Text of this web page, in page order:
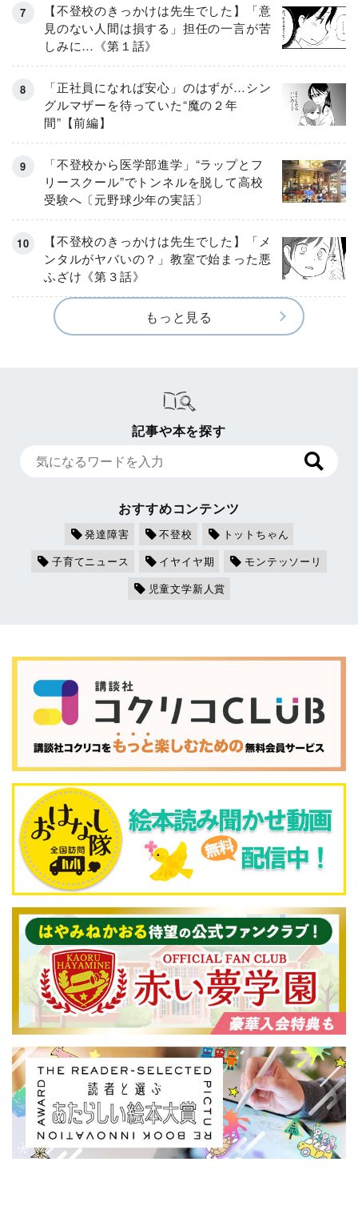
【不登校のきっかけは先生でした】「意
見のない人間は損する」担任の一言が苦
しみに…《第１話》
「正社員になれば安心」のはずが…シン
グルマザーを待っていた“魔の２年
間”【前編】
「不登校から医学部進学」“ラップとフ
リースクール”でトンネルを脱して高校
受験へ〔元野球少年の実話〕
【不登校のきっかけは先生でした】「メ
ンタルがヤバいの？」教室で始まった悪
ふざけ《第３話》
もっと見る
記事や本を探す
おすすめコンテンツ
発達障害 不登校
トットちゃん
子育てニュース
イヤイヤ期
モンテッソーリ
児童文学新人賞